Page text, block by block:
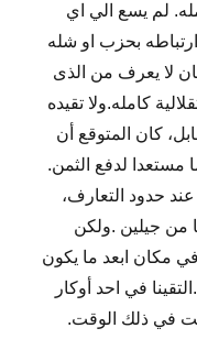
لم يسع الي اي
ارتباطه بحزب او شله
لا يعرف من الذى
كامله.ولا تقيده
كان المتوقع أن
مستعدا لدفع الثمن.
حدود التعارف،
من جيلين .ولكن
في مكان ابعد ما يكون
في احد أوكار
في ذلك الوقت.